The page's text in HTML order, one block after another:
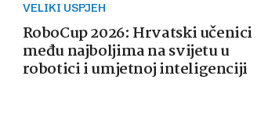
VELIKI USPJEH
RoboCup 2026: Hrvatski učenici
među najboljima na svijetu u
robotici i umjetnoj inteligenciji